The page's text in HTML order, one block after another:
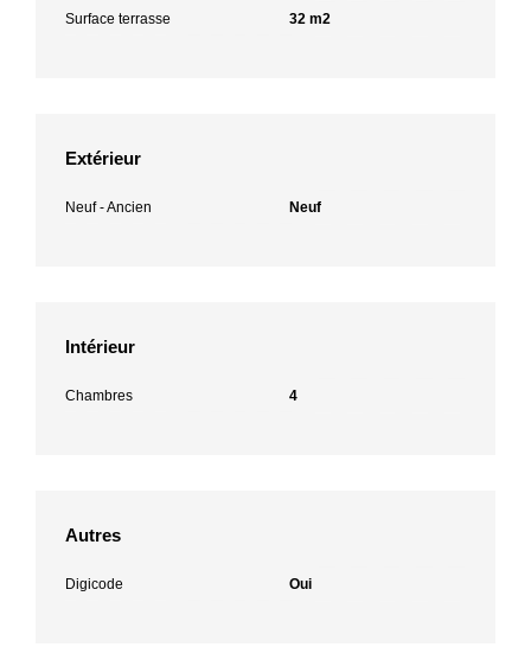
Surface terrasse 32 m2
Extérieur
Neuf - Ancien Neuf
Intérieur
Chambres 4
Autres
Digicode Oui